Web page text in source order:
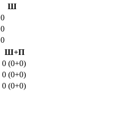
Ш
0
0
0
Ш+П
0 (0+0)
0 (0+0)
0 (0+0)